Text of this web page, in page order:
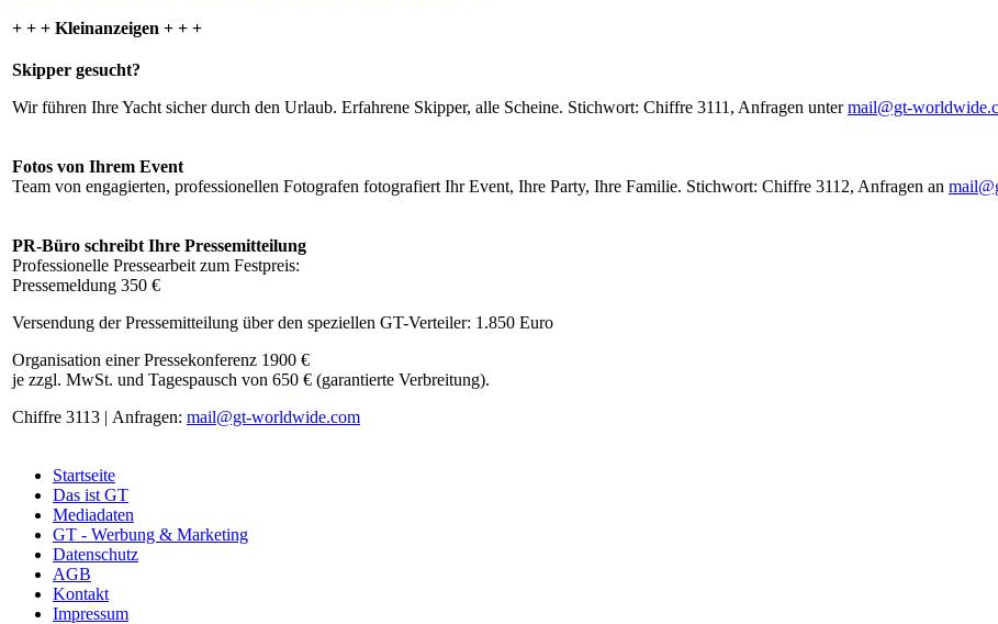
+ + + Kleinanzeigen + + +
Skipper gesucht?
Wir führen Ihre Yacht sicher durch den Urlaub. Erfahrene Skipper, alle Scheine. Stichwort: Chiffre 3111, Anfragen untermail@gt-
Fotos von Ihrem Event
Team von engagierten, professionellen Fotografen fotografiert Ihr Event, Ihre Party, Ihre Familie. Stichwort: Chiffre 3112, Anfragen an
PR-Büro schreibt Ihre Pressemitteilung
Professionelle Pressearbeit zum Festpreis:
Pressemeldung 350 €
Versendung der Pressemitteilung über den speziellen GT-Verteiler: 1.850 Euro
Organisation einer Pressekonferenz 1900 €
je zzgl. MwSt. und Tagespausch von 650 € (garantierte Verbreitung).
Chiffre 3113 | Anfragen: mail@gt-worldwide.com
Startseite
Das ist GT
Mediadaten
GT - Werbung & Marketing
Datenschutz
AGB
Kontakt
Impressum